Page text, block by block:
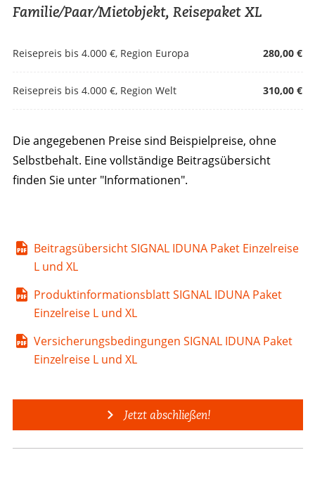
Familie/Paar/Mietobjekt, Reisepaket XL
Reisepreis bis 4.000 €, Region Europa 280,00 €
Reisepreis bis 4.000 €, Region Welt 310,00 €
Die angegebenen Preise sind Beispielpreise, ohne
Selbstbehalt. Eine vollständige Beitragsübersicht
finden Sie unter "Informationen".
Beitragsübersicht SIGNAL IDUNA Paket Einzelreise
L und XL
Produktinformationsblatt SIGNAL IDUNA Paket
Einzelreise L und XL
Versicherungsbedingungen SIGNAL IDUNA Paket
Einzelreise L und XL
Jetzt abschließen!